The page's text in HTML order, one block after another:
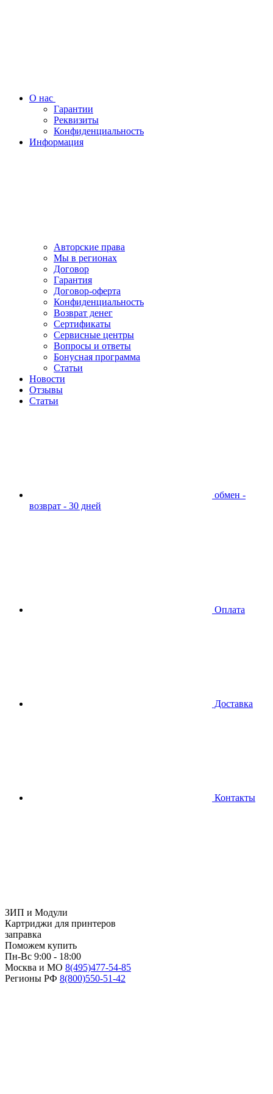
О нас
Гарантии
Реквизиты
Конфиденциальность
Информация
Авторские права
Мы в регионах
Договор
Гарантия
Договор-оферта
Конфиденциальность
Возврат денег
Сертификаты
Сервисные центры
Вопросы и ответы
Бонусная программа
Статьи
Новости
Отзывы
Статьи
обмен -
возврат - 30 дней
Оплата
Доставка
Контакты
ЗИП и Модули
Картриджи для принтеров
заправка
Поможем купить
Пн-Вс 9:00 - 18:00
Москва и МО 8(495)477-54-85
Регионы РФ 8(800)550-51-42